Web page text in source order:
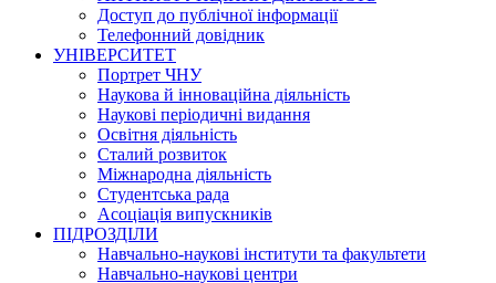
Доступ до публічної інформації
Телефонний довідник
УНІВЕРСИТЕТ
Портрет ЧНУ
Наукова й інноваційна діяльність
Наукові періодичні видання
Освітня діяльність
Сталий розвиток
Міжнародна діяльність
Студентська рада
Асоціація випускників
ПІДРОЗДІЛИ
Навчально-наукові інститути та факультети
Навчально-наукові центри